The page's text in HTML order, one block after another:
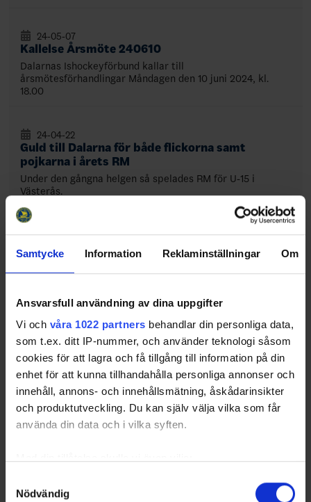
Samtycke Information Reklaminställningar Om
Ansvarsfull användning av dina uppgifter
Vi och våra 1022 partners behandlar din personliga data,
som t.ex. ditt IP-nummer, och använder teknologi såsom
cookies för att lagra och få tillgång till information på din
enhet för att kunna tillhandahålla personliga annonser och
innehåll, annons- och innehållsmätning, åskådarinsikter
och produktutveckling. Du kan själv välja vilka som får
använda din data och i vilka syften.
som kan ha en noggrannhet på upp till flera meter
Nödvändig
Kallelse Årsmöte 240610
24-05-07
Dalarnas Ishockeyförbund kallar till
årsmötesförhandlingar Måndagen den 10 juni 2024, kl.
18.00
Guld till Dalarna för både flickorna samt
pojkarna i årets RM
24-04-22
Under den gångna helgen så spelades RM för U-15 i
Västerås.
Distriktsmästerskap Dalarnas Ishockeyförbund
U-15
24-04-09
Ta chansen och utbilda tränare inför kommande
säsong 24/25
24-04-02
Ta chansen och utbilda era tränare inför kommande
säsong 24/25. Grundkurs i Borlänge, 13-14 april.
Distriktsmästerskap Dalarnas Ishockeyförbund
24-03-11
Distriktsmästerskap Dalarnas Ishockeyförbund